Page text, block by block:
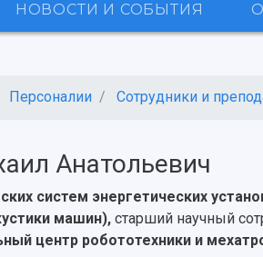
НОВОСТИ И СОБЫТИЯ
Персоналии Сотрудники и
Анатольевич
систем энергетических
машин), старший научный
центр робототехники и